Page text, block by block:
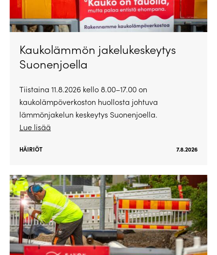
Kaukolämmön jakelukeskeytys
Suonenjoella
Tiistaina 11.8.2026 kello 8.00–17.00 on
kaukolämpöverkoston huollosta johtuva
lämmönjakelun keskeytys Suonenjoella.
Lue lisää
HÄIRIÖT 7.8.2026